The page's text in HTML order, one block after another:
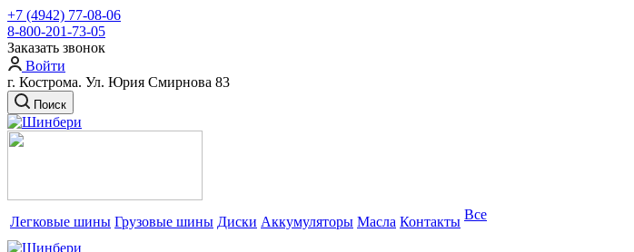
+7 (4942) 77-08-06
8-800-201-73-05
Заказать звонок
Войти
г. Кострома. Ул. Юрия Смирнова 83
Поиск
Легковые шины Грузовые шины Диски Аккумуляторы Масла Контакты Все